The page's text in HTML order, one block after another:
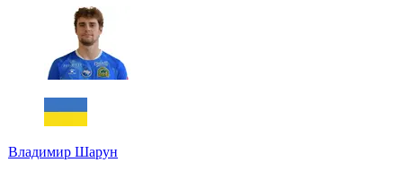
Владимир Шарун